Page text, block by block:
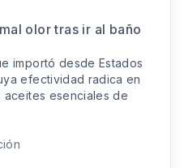
olor tras ir al baño
importó desde Estados
efectividad radica en
esenciales de